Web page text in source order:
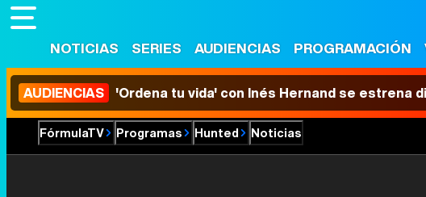
NOTICIAS SERIES AUDIENCIAS PROGRAMACIÓN
AUDIENCIAS 'Ordena tu vida' con Inés Hernand se estrena
FórmulaTV Programas Hunted Noticias